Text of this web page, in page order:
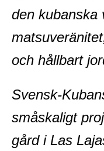
den kubanska
och hållbart
Svensk-
småskaligt
gård i Las